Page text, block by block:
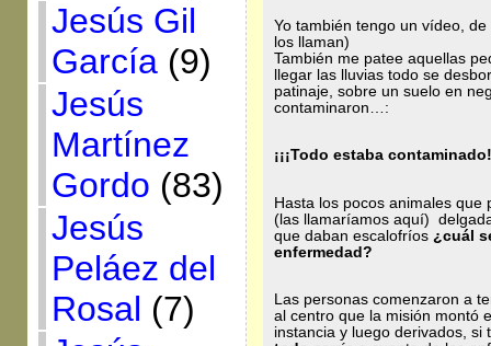
Jesús Gil
García(9)
Jesús
Martínez
Gordo (83)
Jesús
Peláez del
Rosal (7)
Yo también tengo un vídeo,
los llaman)
También me patee aquellas
llegar las lluvias todo se
patinaje, sobre un suelo en
contaminaron…:
¡¡¡Todo estaba
Hasta los pocos animales
(las llamaríamos aquí)
que daban escalofríos¿cuál
enfermedad?
Las personas comenzaron a
al centro que la misión montó
instancia y luego derivados, si